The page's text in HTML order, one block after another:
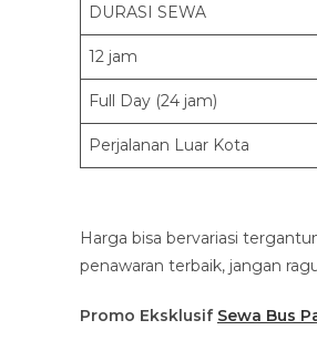
DURASI SEWA
12 jam
Full Day (24 jam)
Perjalanan Luar Kota
Harga bisa bervariasi
penawaran terbaik, jangan
Promo Eksklusif Sewa Bus